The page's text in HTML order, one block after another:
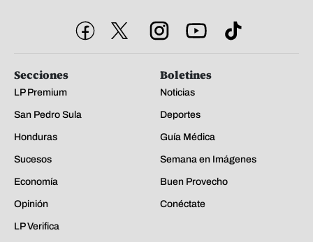
Secciones
LP Premium
San Pedro Sula
Honduras
Sucesos
Economía
Opinión
LP Verifica
Boletines
Noticias
Deportes
Guía Médica
Semana en Imágenes
Buen Provecho
Conéctate